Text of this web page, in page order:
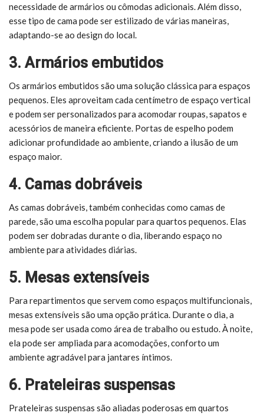
necessidade de armários ou cômodas adicionais. Além disso,
esse tipo de cama pode ser estilizado de várias maneiras,
adaptando-se ao design do local.
3. Armários embutidos
Os armários embutidos são uma solução clássica para espaços
pequenos. Eles aproveitam cada centímetro de espaço vertical
e podem ser personalizados para acomodar roupas, sapatos e
acessórios de maneira eficiente. Portas de espelho podem
adicionar profundidade ao ambiente, criando a ilusão de um
espaço maior.
4. Camas dobráveis
As camas dobráveis, também conhecidas como camas de
parede, são uma escolha popular para quartos pequenos. Elas
podem ser dobradas durante o dia, liberando espaço no
ambiente para atividades diárias.
5. Mesas extensíveis
Para repartimentos que servem como espaços multifuncionais,
mesas extensíveis são uma opção prática. Durante o dia, a
mesa pode ser usada como área de trabalho ou estudo. À noite,
ela pode ser ampliada para acomodações, conforto um
ambiente agradável para jantares íntimos.
6. Prateleiras suspensas
Prateleiras suspensas são aliadas poderosas em quartos